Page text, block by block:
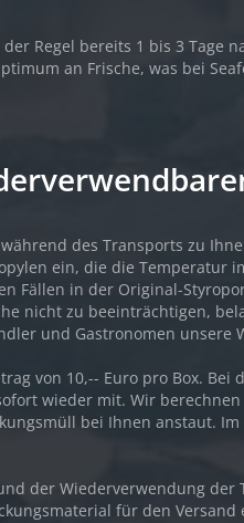
Regel bereits 1 bis 3 Tage
an Frische, was bei
des Transports zu
ein, die die Temperatur
Fällen in der Original-
nicht zu beeinträchtigen,
und Gastronomen unsere
von 10,-- Euro pro Box.
wieder mit. Wir
bei Ihnen anstaut.
der Wiederverwendung der
für den Versand